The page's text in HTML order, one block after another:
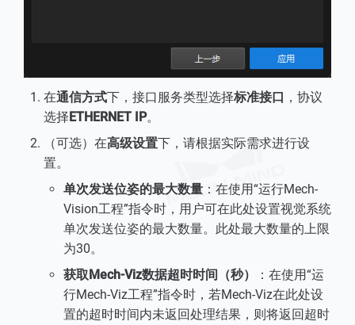
在通信方式下，接口服务类型选择标准接口 ，协议
选择ETHERNET IP。
（可选）在高级设置下，请根据实际需求进行设
置。
单次发送位姿的最大数量 ：在使用“运行Mech-
Vision工程”指令时，用户可在此处设置视觉系统
单次发送位姿的最大数量。此处最大数量的上限
为30。
获取Mech-Viz数据超时时间（秒）
：在使用“运
行Mech-Viz工程”指令时，若Mech-Viz在此处设
置的超时时间内未返回处理结果，则将返回超时